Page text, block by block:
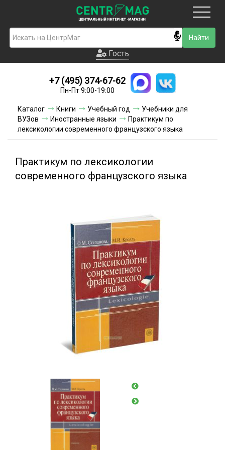
Гость
Новинки
Условия доставки
Условия оплаты
Акции и скидки
Гость
+7 (495) 374-67-62
Пн-Пт 9:00-19:00
Каталог Книги Учебный год
Учебники для
ВУЗов
Иностранные языки
Практикум по
лексикологии современного французского языка
Практикум по лексикологии
современного французского языка